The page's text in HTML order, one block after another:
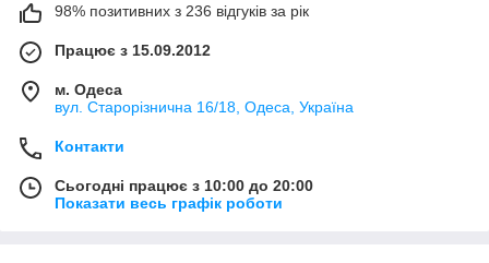
98% позитивних з 236 відгуків за рік
Працює з 15.09.2012
м. Одеса
вул. Старорізнична 16/18, Одеса, Україна
Контакти
Сьогодні працює з 10:00 до 20:00
Показати весь графік роботи